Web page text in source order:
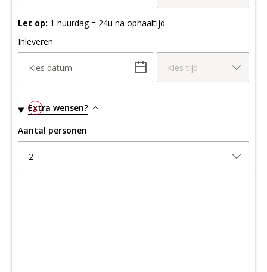
Let op: 1 huurdag = 24u na ophaaltijd
Inleveren
Kies datum Kies tijd
3
Extra wensen?
Aantal personen
2